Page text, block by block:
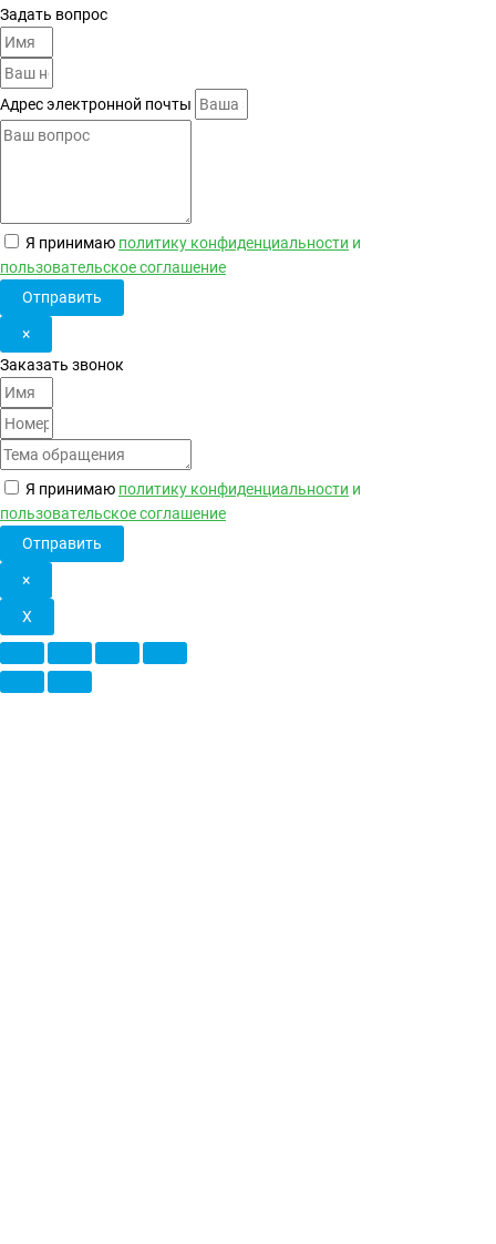
Задать вопрос
Адрес электронной почты
Я принимаю политику конфиденциальности и
пользовательское соглашение
Отправить
×
Заказать звонок
Я принимаю политику конфиденциальности и
пользовательское соглашение
Отправить
×
X